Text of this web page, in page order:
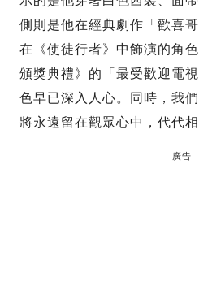
側則是他在經典劇作「歡喜
在《使徒行者》中飾演的角
頒獎典禮》的「最受歡迎電
色早已深入人心。同時，我
將永遠留在觀眾心中，代代相
廣告